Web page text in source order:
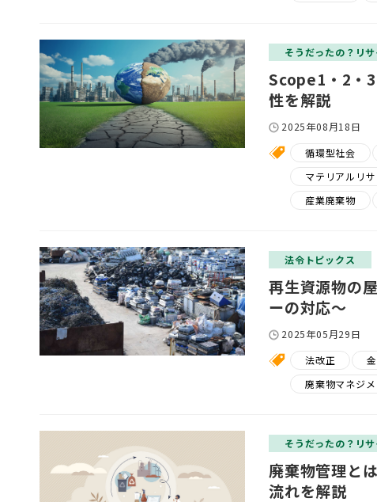
そうだったの？リ
Scope1・2・
性を解説
2025年08月18日
循環型社会
マテリアルリ
産業廃棄物
法令トピックス
再生資源物の
ーの対応～
2025年05月29日
法改正
廃棄物マネジメ
そうだったの？リ
廃棄物管理と
流れを解説